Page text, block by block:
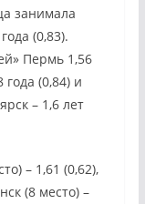
занимала
(0,83).
Пермь 1,56
(0,84) и
– 1,6 лет
– 1,61 (0,62),
(8 место) –